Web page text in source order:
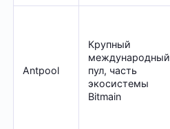
Antpool
Крупный
международный
пул, часть
экосистемы
Bitmain